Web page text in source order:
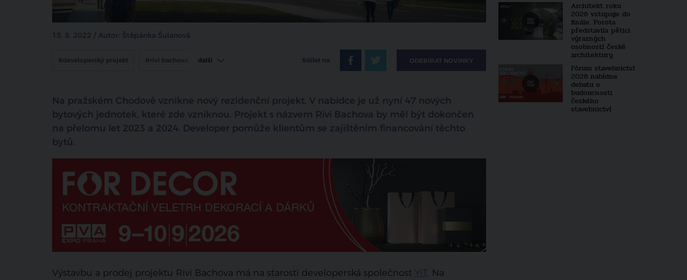
15. 8. 2022 / Autor: Štěpánka Šulanová
#developerský projekt #rivi bachova další Sdílet na ODEBÍRAT NOVINKY
Na pražském Chodově vznikne nový rezidenční projekt. V nabídce je už nyní 47 nových
bytových jednotek, které zde vzniknou. Projekt s názvem Rivi Bachova by měl být dokončen
na přelomu let 2023 a 2024. Developer pomůže klientům se zajištěním financování těchto
bytů.
Výstavbu a prodej projektu Rivi Bachova má na starosti developerská společnost
. Na
Architekt roku
2026 vstupuje do
finále. Porota
představila pětici
výrazných
osobností české
architektury
Fórum stavebnictví
2026 nabídne
debatu o
budoucnosti
českého
stavebnictví